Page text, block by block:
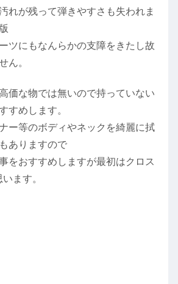
れが残って弾きやすさも失われま
ツにもなんらかの支障をきたし故
ん。
価な物では無いので持っていない
すめします。
ー等のボディやネックを綺麗に拭
ありますので
をおすすめしますが最初はクロス
ます。